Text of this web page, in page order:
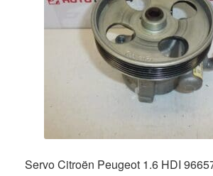
Politique de confidentialité
Procédure de Réclamation
Termes et conditions
Servo Citroën Peugeot 1.6 HDI